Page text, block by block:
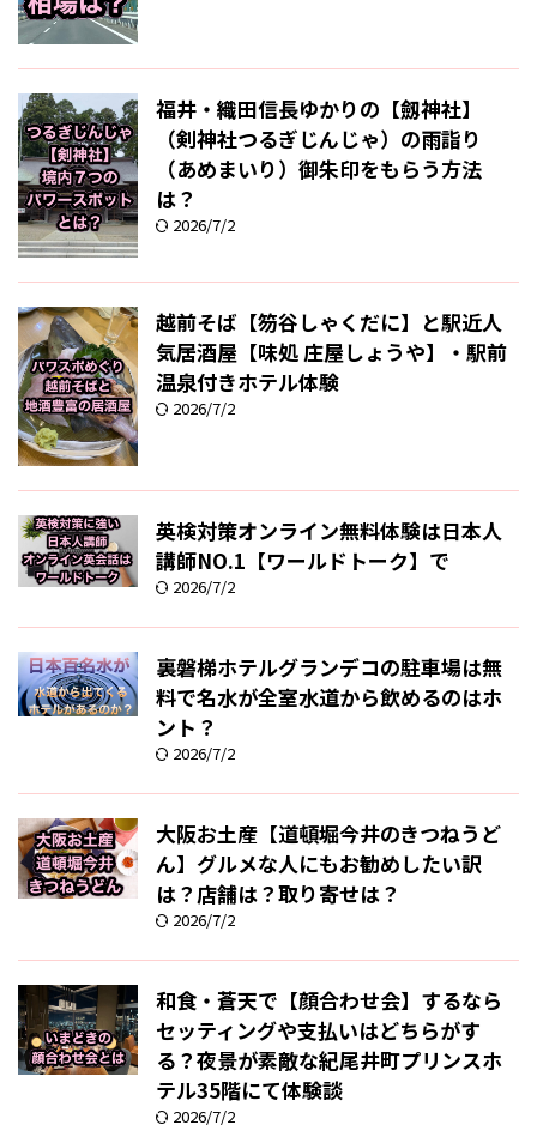
福井・織田信長ゆかりの【劔神社】
（剣神社つるぎじんじゃ）の雨詣り
（あめまいり）御朱印をもらう方法
は？
2026/7/2
越前そば【笏谷しゃくだに】と駅近人
気居酒屋【味処 庄屋しょうや】・駅前
温泉付きホテル体験
2026/7/2
英検対策オンライン無料体験は日本人
講師NO.1【ワールドトーク】で
2026/7/2
裏磐梯ホテルグランデコの駐車場は無
料で名水が全室水道から飲めるのはホ
ント？
2026/7/2
大阪お土産【道頓堀今井のきつねうど
ん】グルメな人にもお勧めしたい訳
は？店舗は？取り寄せは？
2026/7/2
和食・蒼天で【顔合わせ会】するなら
セッティングや支払いはどちらがす
る？夜景が素敵な紀尾井町プリンスホ
テル35階にて体験談
2026/7/2